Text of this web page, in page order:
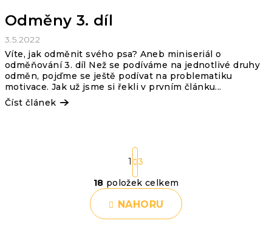
Odměny 3. díl
3.5.2022
Víte, jak odměnit svého psa? Aneb miniseriál o
odměňování 3. díl Než se podíváme na jednotlivé druhy
odměn, pojďme se ještě podívat na problematiku
motivace. Jak už jsme si řekli v prvním článku...
Číst článek
O
v
S
t
r
á
1
3
18 položek celkem
NAHORU